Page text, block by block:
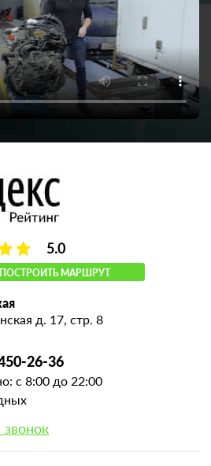
5.0
ПОСТРОИТЬ МАРШРУТ
д. 17, стр. 8
26-36
с 8:00 до 22:00
звонок